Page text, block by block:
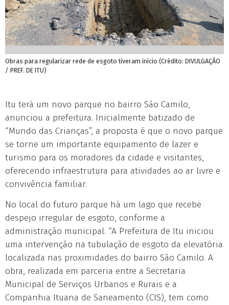
Obras para regularizar rede de esgoto tiveram início (Crédito: DIVULGAÇÃO
/ PREF. DE ITU)
Itu terá um novo parque no bairro São Camilo,
anunciou a prefeitura. Inicialmente batizado de
“Mundo das Crianças”, a proposta é que o novo parque
se torne um importante equipamento de lazer e
turismo para os moradores da cidade e visitantes,
oferecendo infraestrutura para atividades ao ar livre e
convivência familiar.
No local do futuro parque há um lago que recebe
despejo irregular de esgoto, conforme a
administração municipal. “A Prefeitura de Itu iniciou
uma intervenção na tubulação de esgoto da elevatória
localizada nas proximidades do bairro São Camilo. A
obra, realizada em parceria entre a Secretaria
Municipal de Serviços Urbanos e Rurais e a
Companhia Ituana de Saneamento (CIS), tem como